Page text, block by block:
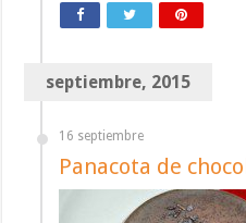
septiembre, 2015
16 septiembre
Panacota de